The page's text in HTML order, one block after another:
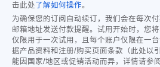
击此处了解如何操作。
为确保您的订阅自动续订，我们会在每次
邮箱地址发送付款提醒。试用开始时，您
仅限用于一次试用，且每个账户仅限在一
据产品资料和注册/购买页面条款（此处以
能因国家/地区或促销活动而异，详情请参